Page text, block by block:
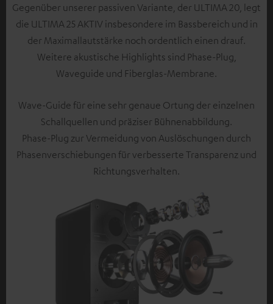
Gegenüber unserer passiven Variante, der ULTIMA 20, legt
die ULTIMA 25 AKTIV insbesondere im Bassbereich und in
der Maximallautstärke noch ordentlich einen drauf.
Weitere akustische Highlights sind Phase-Plug,
Waveguide und Fiberglas-Membrane.
Wave-Guide für eine sehr genaue Ortung der einzelnen
Schallquellen und präziser Bühnenabbildung.
Phase-Plug zur Vermeidung von Auslöschungen durch
Phasenverschiebungen für verbesserte Transparenz und
Richtungsverhalten.